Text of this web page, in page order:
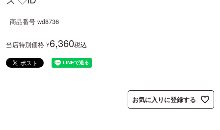
商品番号 wd8736
当店特別価格 ¥6,360税込
お気に入りに登録する